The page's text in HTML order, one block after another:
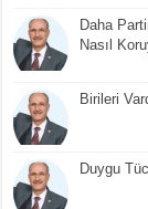
Daha
Nasıl
Birileri
Duygu